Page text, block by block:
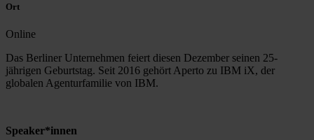
Ort
Online
Das Berliner Unternehmen feiert diesen Dezember seinen 25-
jährigen Geburtstag. Seit 2016 gehört Aperto zu IBM iX, der
globalen Agenturfamilie von IBM.
Speaker*innen